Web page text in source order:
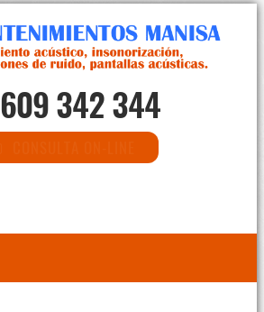
609 342 344